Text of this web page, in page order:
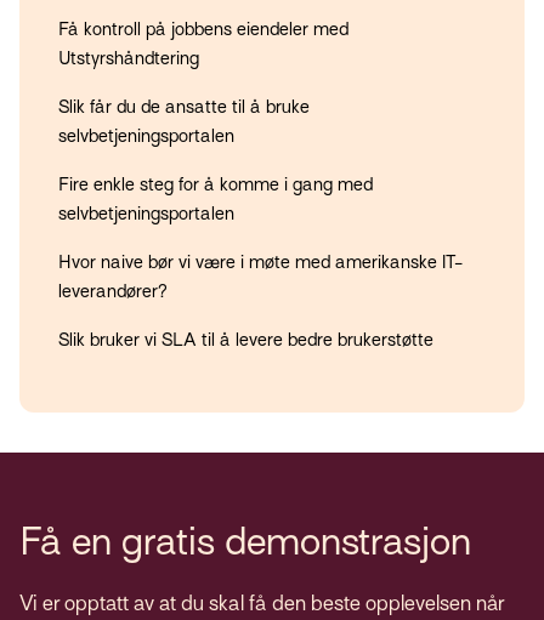
Få kontroll på jobbens eiendeler med
Utstyrshåndtering
Slik får du de ansatte til å bruke
selvbetjeningsportalen
Fire enkle steg for å komme i gang med
selvbetjeningsportalen
Hvor naive bør vi være i møte med amerikanske IT-
leverandører?
Slik bruker vi SLA til å levere bedre brukerstøtte
Få en gratis demonstrasjon
Vi er opptatt av at du skal få den beste opplevelsen når